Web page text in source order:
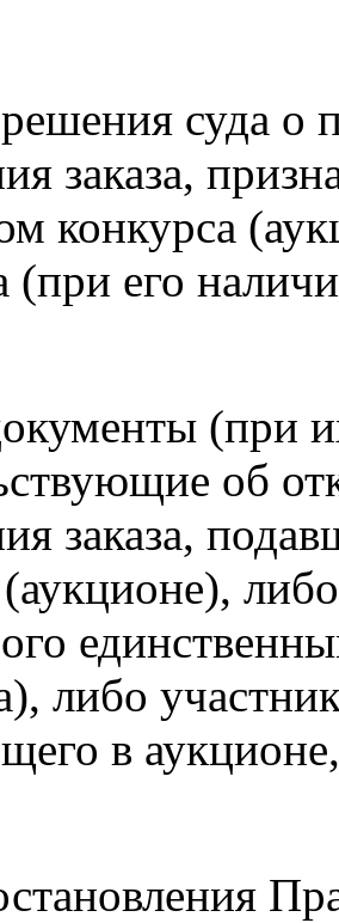
суда о
заказа,
конкурса
(при его
(при
об
заказа,
либо
в